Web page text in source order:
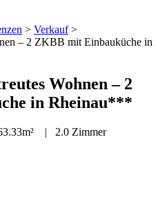
> Verkauf>
– 2 ZKBB mit Einbauküche in
Wohnen – 2
in Rheinau***
| 2.0 Zimmer